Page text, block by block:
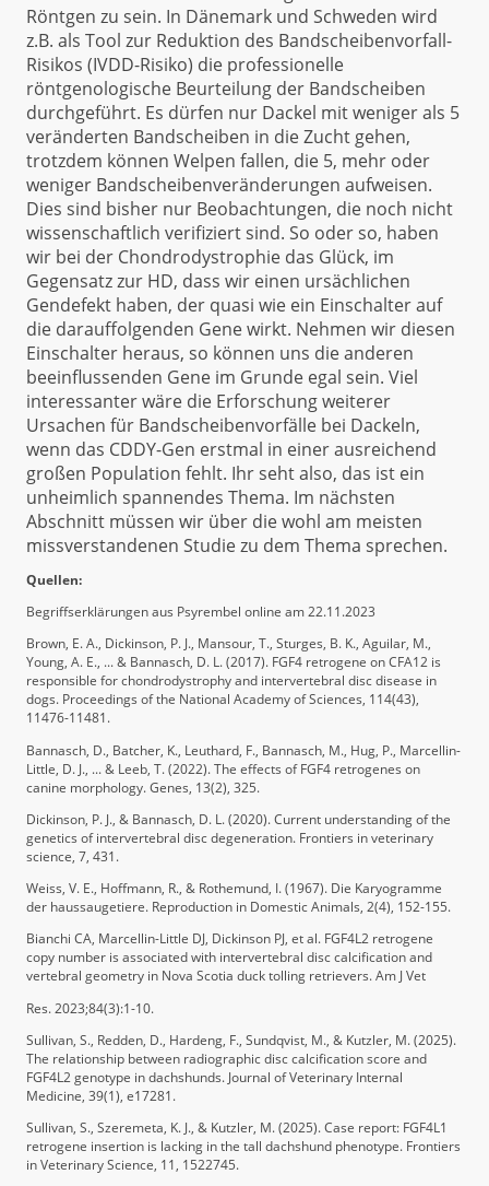
Röntgen zu sein. In Dänemark und Schweden wird
z.B. als Tool zur Reduktion des Bandscheibenvorfall-
Risikos (IVDD-Risiko) die professionelle
röntgenologische Beurteilung der Bandscheiben
durchgeführt. Es dürfen nur Dackel mit weniger als 5
veränderten Bandscheiben in die Zucht gehen,
trotzdem können Welpen fallen, die 5, mehr oder
weniger Bandscheibenveränderungen aufweisen.
Dies sind bisher nur Beobachtungen, die noch nicht
wissenschaftlich verifiziert sind. So oder so, haben
wir bei der Chondrodystrophie das Glück, im
Gegensatz zur HD, dass wir einen ursächlichen
Gendefekt haben, der quasi wie ein Einschalter auf
die darauffolgenden Gene wirkt. Nehmen wir diesen
Einschalter heraus, so können uns die anderen
beeinflussenden Gene im Grunde egal sein. Viel
interessanter wäre die Erforschung weiterer
Ursachen für Bandscheibenvorfälle bei Dackeln,
wenn das CDDY-Gen erstmal in einer ausreichend
großen Population fehlt. Ihr seht also, das ist ein
unheimlich spannendes Thema. Im nächsten
Abschnitt müssen wir über die wohl am meisten
missverstandenen Studie zu dem Thema sprechen.
Quellen:
Begriffserklärungen aus Psyrembel online am 22.11.2023
Brown, E. A., Dickinson, P. J., Mansour, T., Sturges, B. K., Aguilar, M.,
Young, A. E., ... & Bannasch, D. L. (2017). FGF4 retrogene on CFA12 is
responsible for chondrodystrophy and intervertebral disc disease in
dogs. Proceedings of the National Academy of Sciences, 114(43),
11476-11481.
Bannasch, D., Batcher, K., Leuthard, F., Bannasch, M., Hug, P., Marcellin-
Little, D. J., ... & Leeb, T. (2022). The effects of FGF4 retrogenes on
canine morphology. Genes, 13(2), 325.
Dickinson, P. J., & Bannasch, D. L. (2020). Current understanding of the
genetics of intervertebral disc degeneration. Frontiers in veterinary
science, 7, 431.
Weiss, V. E., Hoffmann, R., & Rothemund, I. (1967). Die Karyogramme
der haussaugetiere. Reproduction in Domestic Animals, 2(4), 152-155.
Bianchi CA, Marcellin-Little DJ, Dickinson PJ, et al. FGF4L2 retrogene
copy number is associated with intervertebral disc calcification and
vertebral geometry in Nova Scotia duck tolling retrievers. Am J Vet
Res. 2023;84(3):1-10.
Sullivan, S., Redden, D., Hardeng, F., Sundqvist, M., & Kutzler, M. (2025).
The relationship between radiographic disc calcification score and
FGF4L2 genotype in dachshunds. Journal of Veterinary Internal
Medicine, 39(1), e17281.
Sullivan, S., Szeremeta, K. J., & Kutzler, M. (2025). Case report: FGF4L1
retrogene insertion is lacking in the tall dachshund phenotype. Frontiers
in Veterinary Science, 11, 1522745.